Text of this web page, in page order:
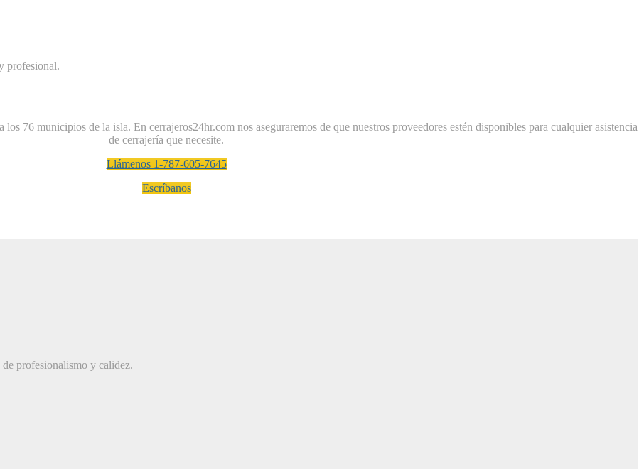
profesional.
76 municipios de la isla. En cerrajeros24hr.com nos aseguraremos de que nuestros proveedores estén disponibles para cualquier asistencia
de cerrajería que necesite.
Llámenos 1-787-605-7645
Escríbanos
profesionalismo y calidez.